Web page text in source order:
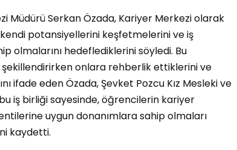
Müdürü Serkan Özada, Kariyer Merkezi olarak
potansiyellerini keşfetmelerini ve iş
olmalarını hedeflediklerini söyledi. Bu
onlara rehberlik ettiklerini ve
ifade eden Özada, Şevket Pozcu Kız Mesleki ve
iş birliği sayesinde, öğrencilerin kariyer
uygun donanımlara sahip olmaları
kaydetti.